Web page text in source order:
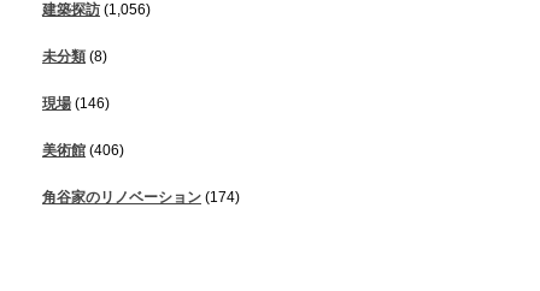
建築探訪 (1,056)
未分類 (8)
現場 (146)
美術館 (406)
角谷家のリノベーション (174)